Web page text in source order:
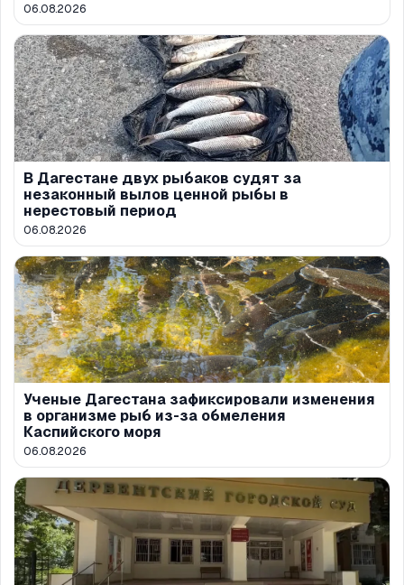
06.08.2026
В Дагестане двух рыбаков судят за
незаконный вылов ценной рыбы в
нерестовый период
06.08.2026
Ученые Дагестана зафиксировали изменения
в организме рыб из-за обмеления
Каспийского моря
06.08.2026